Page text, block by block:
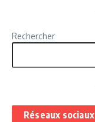
Rechercher
Réseaux sociaux